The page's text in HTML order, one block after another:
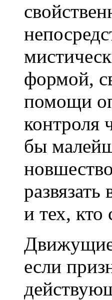
формой,
помощи
контроля
бы
и тех,
Движущие
если